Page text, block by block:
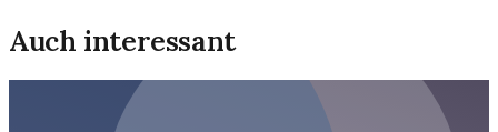
Auch interessant